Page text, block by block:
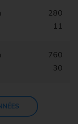
280
11
760
30